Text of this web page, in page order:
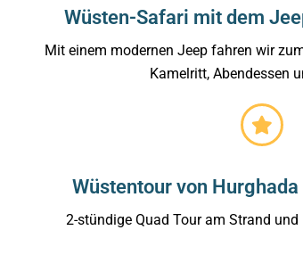
Wüsten-Safari mit dem
Mit einem modernen Jeep fahren wir
Kamelritt, Abendessen
Wüstentour von
2-stündige Quad Tour am Strand